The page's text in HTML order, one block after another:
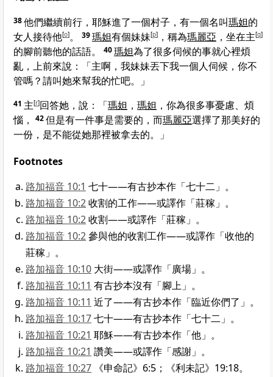
38他們繼續前行，耶穌進了一個村子，有一個名叫瑪妲的
女人接待他[o]。 39瑪妲有個妹妹[p] ，稱為瑪麗亞 ，坐在主[q]
的腳前聽他的話語。 40瑪妲為了很多伺候的事就心裡煩
亂，上前來說：「主啊，我妹妹丟下我一個人伺候，你不
管嗎？請叫她來幫我的忙吧。」
41 主[r]回答她，說： 「瑪妲 ， 瑪妲 ，你為很多事憂慮、煩
惱，
42但是有一件事是需要的，而瑪麗亞選擇了那美好的
一份，是不能從她那裡被拿去的。」
Footnotes
路加福音 10:1 七十——有古抄本作「七十二」。
路加福音 10:2收割的工作——或譯作「莊稼」。
路加福音 10:2收割——或譯作「莊稼」。
路加福音 10:2參與他的收割工作——或譯作「收他的
莊稼」。
路加福音 10:10 大街——或譯作「廣場」。
路加福音 10:11 有古抄本沒有「腳上」。
路加福音 10:11 近了——有古抄本作「臨近你們了」。
路加福音 10:17七十——有古抄本作「七十二」。
路加福音 10:21 耶穌——有古抄本作「他」。
路加福音 10:21 讚美——或譯作「感謝」。
路加福音 10:27 《申命記》6:5；《利未記》19:18。